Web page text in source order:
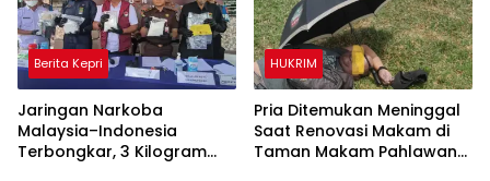
Berita Kepri
Jaringan Narkoba
Malaysia–Indonesia
Terbongkar, 3 Kilogram
HUKRIM
Pria Ditemukan Meninggal
Saat Renovasi Makam di
Taman Makam Pahlawan